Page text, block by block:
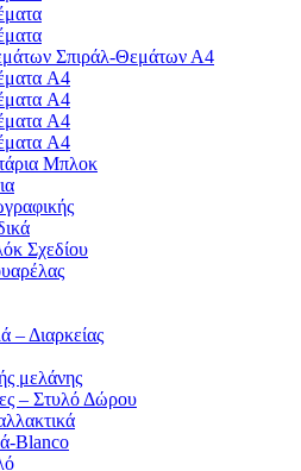
Σπιράλ-Θεμάτων Α4
A4
A4
A4
A4
Μπλοκ
Σχεδίου
– Διαρκείας
μελάνης
– Στυλό Δώρου
Blanco